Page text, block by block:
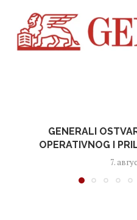
GENERALI
OPERATIVNOG I
7.